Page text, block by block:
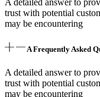
trust with potential
may be encountering
A Frequently Asked
A detailed answer to
trust with potential
may be encountering